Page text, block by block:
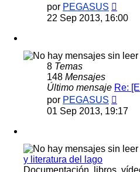
por PEGASUS
último
22 Sep 2013, 16:00
8 Temas
148 Mensajes
Último mensaje Re:
por PEGASUS
último
01 Sep 2013, 19:17
y literatura del lago
Documentación, libros,